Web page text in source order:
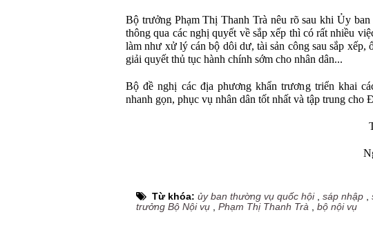
Bộ trưởng Phạm Thị Thanh Trà nêu rõ sau khi Ủy
thông qua các nghị quyết về sắp xếp thì có rất nhiều
làm như xử lý cán bộ dôi dư, tài sản công sau sắp xếp,
giải quyết thủ tục hành chính sớm cho nhân dân...
Bộ đề nghị các địa phương khẩn trương triển khai
nhanh gọn, phục vụ nhân dân tốt nhất và tập trung cho
Từ khóa: ủy ban thường vụ quốc hội, sáp nhập
trưởng Bộ Nội vụ
Phạm Thị Thanh Trà bộ nội vụ